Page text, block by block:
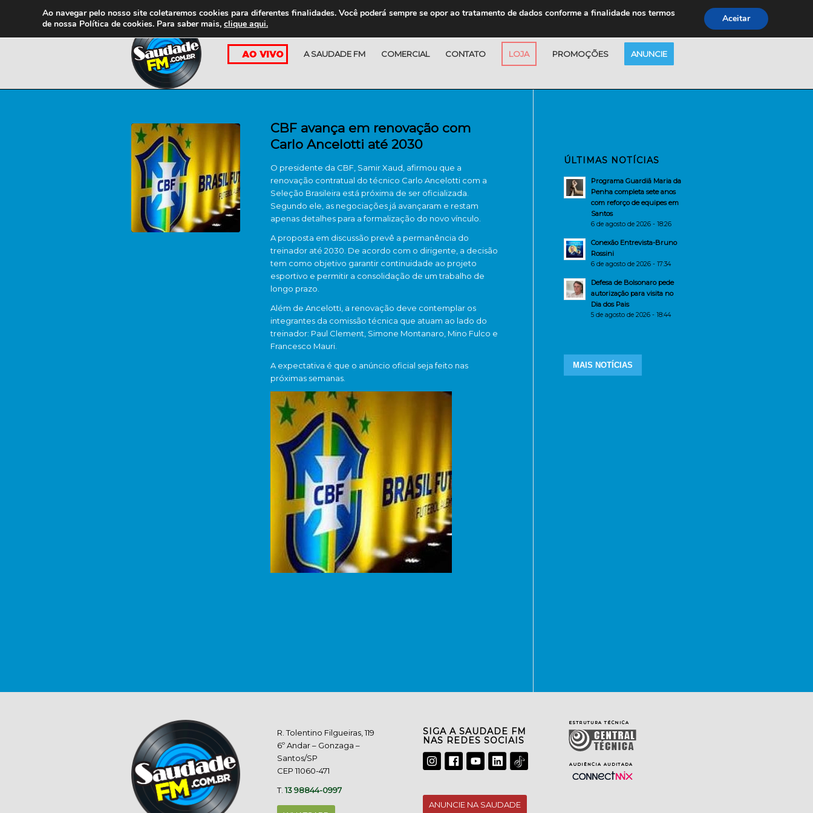
A SAUDADE FM COMERCIAL CONTATO LOJA PROMOÇÕES ANUNCIE
CBF avança em renovação com
Carlo Ancelotti até 2030
O presidente da CBF, Samir Xaud, afirmou que a
renovação contratual do técnico Carlo Ancelotti com a
Seleção Brasileira está próxima de ser oficializada.
Segundo ele, as negociações já avançaram e restam
apenas detalhes para a formalização do novo vínculo.
A proposta em discussão prevê a permanência do
treinador até 2030. De acordo com o dirigente, a decisão
tem como objetivo garantir continuidade ao projeto
esportivo e permitir a consolidação de um trabalho de
longo prazo.
Além de Ancelotti, a renovação deve contemplar os
integrantes da comissão técnica que atuam ao lado do
treinador: Paul Clement, Simone Montanaro, Mino Fulco e
Francesco Mauri.
A expectativa é que o anúncio oficial seja feito nas
próximas semanas.
ÚLTIMAS NOTÍCIAS
Programa Guardiã Maria da
Penha completa sete anos
com reforço de equipes em
Santos
6 de agosto de 2026 - 18:26
Conexão Entrevista-Bruno
Rossini
6 de agosto de 2026 - 17:34
Defesa de Bolsonaro pede
autorização para visita no
Dia dos Pais
5 de agosto de 2026 - 18:44
MAIS NOTÍCIAS
R. Tolentino Filgueiras, 119
6º Andar – Gonzaga –
Santos/SP
CEP 11060-471
T.13 98844-0997
SIGA A SAUDADE FM
NAS REDES SOCIAIS
ANUNCIE NA SAUDADE
Ao navegar pelo nosso site coletaremos cookies para diferentes finalidades. Você poderá sempre se opor ao tratamento de dados conforme a finalidade nos termos
de nossa Política de cookies. Para saber mais, clique aqui. Aceitar